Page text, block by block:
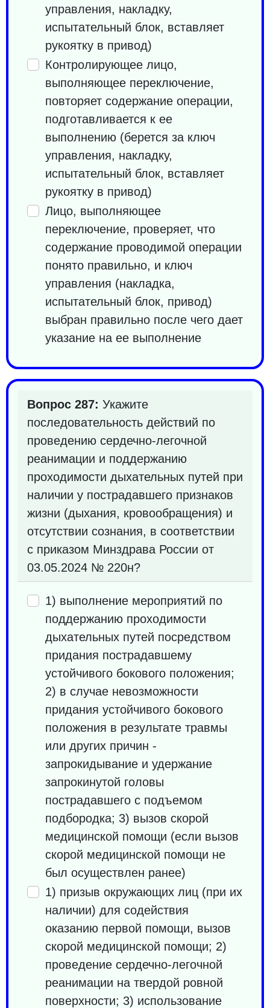
управления, накладку,
испытательный блок, вставляет
рукоятку в привод)
Контролирующее лицо,
выполняющее переключение,
повторяет содержание операции,
подготавливается к ее
выполнению (берется за ключ
управления, накладку,
испытательный блок, вставляет
рукоятку в привод)
Лицо, выполняющее
переключение, проверяет, что
содержание проводимой операции
понято правильно, и ключ
управления (накладка,
испытательный блок, привод)
выбран правильно после чего дает
указание на ее выполнение
Вопрос 287: Укажите
последовательность действий по
проведению сердечно-легочной
реанимации и поддержанию
проходимости дыхательных путей при
наличии у пострадавшего признаков
жизни (дыхания, кровообращения) и
отсутствии сознания, в соответствии
с приказом Минздрава России от
03.05.2024 № 220н?
1) выполнение мероприятий по
поддержанию проходимости
дыхательных путей посредством
придания пострадавшему
устойчивого бокового положения;
2) в случае невозможности
придания устойчивого бокового
положения в результате травмы
или других причин -
запрокидывание и удержание
запрокинутой головы
пострадавшего с подъемом
подбородка; 3) вызов скорой
медицинской помощи (если вызов
скорой медицинской помощи не
был осуществлен ранее)
1) призыв окружающих лиц (при их
наличии) для содействия
оказанию первой помощи, вызов
скорой медицинской помощи; 2)
проведение сердечно-легочной
реанимации на твердой ровной
поверхности; 3) использование